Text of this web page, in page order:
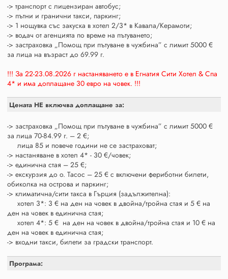
-> транспорт с лицензиран автобус;
-> пътни и гранични такси, паркинг;
-> 1 нощувка със закуска в хотел 2/3* в Кавала/Керамоти;
-> водач от агенцията по време на пътуването;
-> застраховка „Помощ при пътуване в чужбина” с лимит 5000 €
за лица на възраст до 69.99 г.
!!! За 22-23.08.2026 г настаняването е в Егнатия Сити Хотел & Спа
4* и има доплащане 30 евро на човек. !!!
Цената НЕ включва доплащане за:
-> застраховка „Помощ при пътуване в чужбина” с лимит 5000 €
за лица 70-84.99 г. – 2 €;
лица 85 и повече години не се застраховат;
-> настаняване в хотел 4* - 30 €/човек;
-> единична стая – 25 €;
-> екскурзия до о. Тасос – 25 € с включени фериботни билети,
обиколка на острова и паркинг;
-> климатична/сити такса в Гърция (задължителна):
хотел 3*: 3 € на ден на човек в двойна/тройна стая и 5 € на
ден на човек в единична стая;
хотел 4*: 5 € на ден на човек в двойна/тройна стая и 10 € на
ден на човек в единична стая;
-> входни такси, билети за градски транспорт.
Програма: